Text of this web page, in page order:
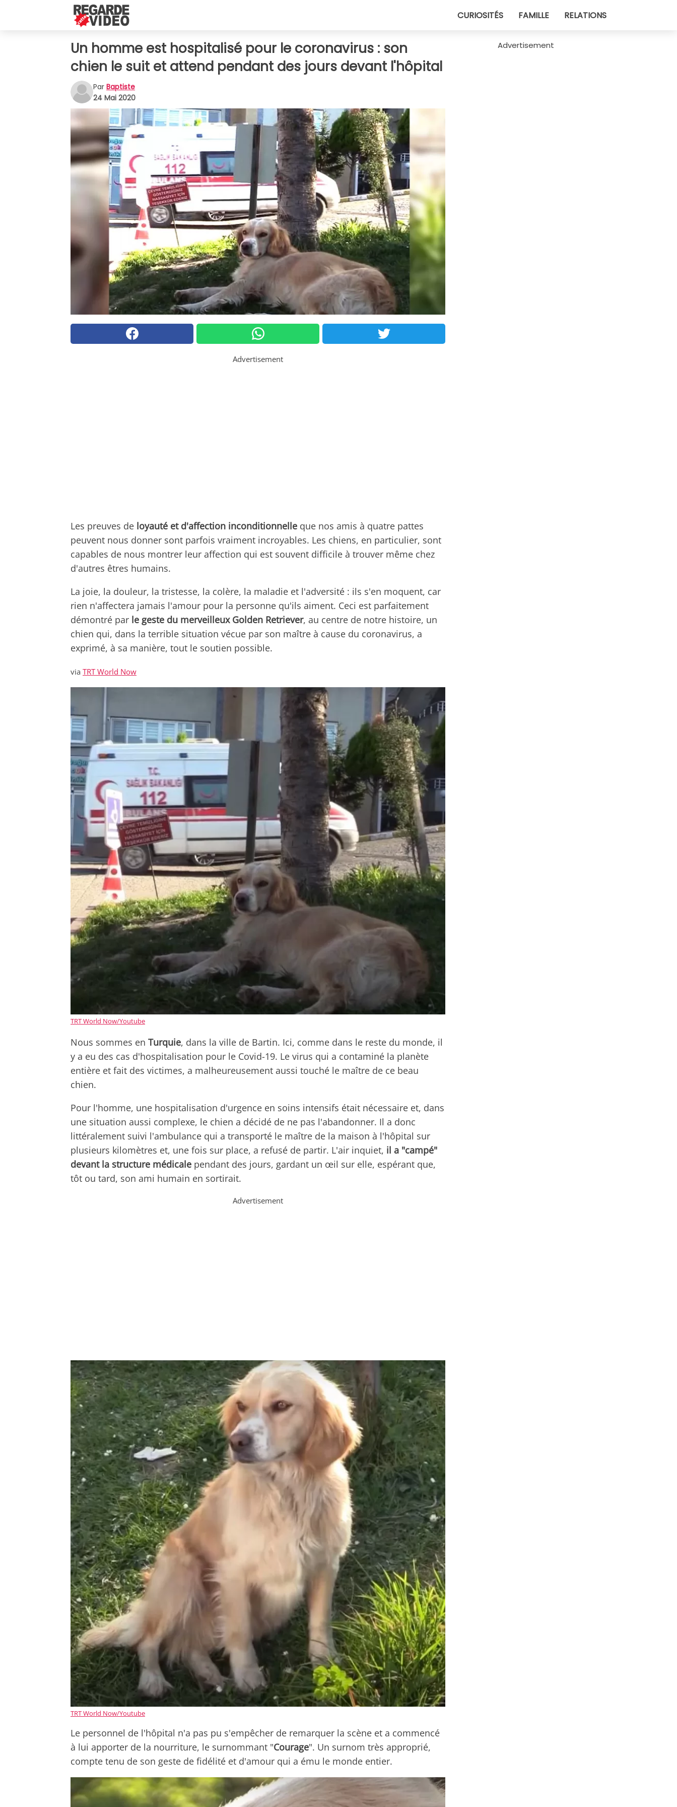
CURIOSITÉS FAMILLE RELATIONS
Un homme est hospitalisé pour le coronavirus : son
chien le suit et attend pendant des jours devant l'hôpital
Par Baptiste
24 Mai 2020
Advertisement
Les preuves de loyauté et d'affection inconditionnelle que nos amis à quatre pattes
peuvent nous donner sont parfois vraiment incroyables. Les chiens, en particulier, sont
capables de nous montrer leur affection qui est souvent difficile à trouver même chez
d'autres êtres humains.
La joie, la douleur, la tristesse, la colère, la maladie et l'adversité : ils s'en moquent, car
rien n'affectera jamais l'amour pour la personne qu'ils aiment. Ceci est parfaitement
démontré par le geste du merveilleux Golden Retriever, au centre de notre histoire, un
chien qui, dans la terrible situation vécue par son maître à cause du coronavirus, a
exprimé, à sa manière, tout le soutien possible.
via TRT World Now
TRT World Now/Youtube
Nous sommes en Turquie, dans la ville de Bartin. Ici, comme dans le reste du monde, il
y a eu des cas d'hospitalisation pour le Covid-19. Le virus qui a contaminé la planète
entière et fait des victimes, a malheureusement aussi touché le maître de ce beau
chien.
Pour l'homme, une hospitalisation d'urgence en soins intensifs était nécessaire et, dans
une situation aussi complexe, le chien a décidé de ne pas l'abandonner. Il a donc
littéralement suivi l'ambulance qui a transporté le maître de la maison à l'hôpital sur
plusieurs kilomètres et, une fois sur place, a refusé de partir. L'air inquiet, il a "campé"
devant la structure médicale pendant des jours, gardant un œil sur elle, espérant que,
tôt ou tard, son ami humain en sortirait.
Advertisement
TRT World Now/Youtube
Le personnel de l'hôpital n'a pas pu s'empêcher de remarquer la scène et a commencé
à lui apporter de la nourriture, le surnommant "Courage". Un surnom très approprié,
compte tenu de son geste de fidélité et d'amour qui a ému le monde entier.
Advertisement